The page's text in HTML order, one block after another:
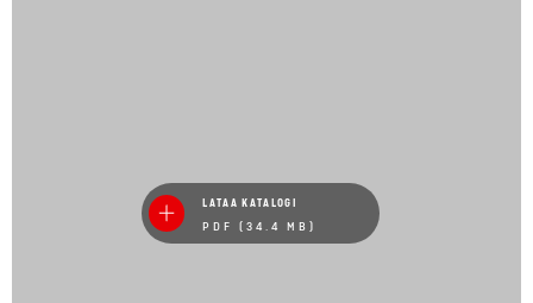
LATAA KATALOGI
PDF (34.4 MB)